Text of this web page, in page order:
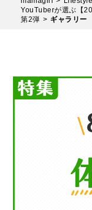
YouTuberが選ぶ【
第2弾
ギャラリー